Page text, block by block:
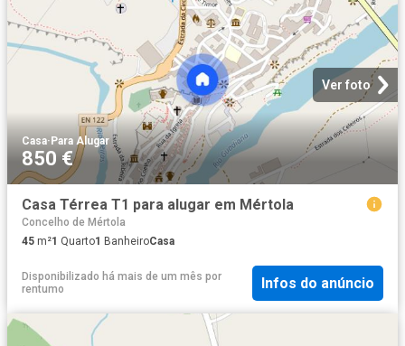
Ver foto
Casa·Para Alugar
850 €
Casa Térrea T1 para alugar em Mértola
Concelho de Mértola
45 m²1 Quarto1 BanheiroCasa
Disponibilizado há mais de um mês por
rentumo
Infos do anúncio